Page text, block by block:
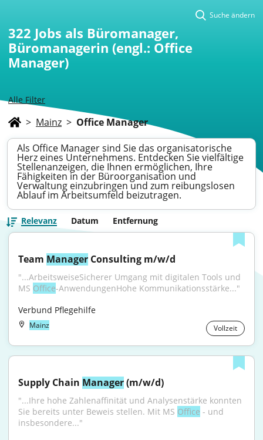
Alle Filter
Suche ändern
322 Jobs als Büromanager,
Büromanagerin (engl.: Office
Manager)
> Mainz > Office Manager
Als Office Manager sind Sie das organisatorische
Herz eines Unternehmens. Entdecken Sie vielfältige
Stellenanzeigen, die Ihnen ermöglichen, Ihre
Fähigkeiten in der Büroorganisation und
Verwaltung einzubringen und zum reibungslosen
Ablauf im Arbeitsumfeld beizutragen.
Relevanz Datum Entfernung
Team Manager Consulting m/w/d
"...ArbeitsweiseSicherer Umgang mit digitalen Tools und
MS Office-AnwendungenHohe Kommunikationsstärke..."
Verbund Pflegehilfe
Mainz Vollzeit
Supply Chain Manager (m/w/d)
"...Ihre hohe Zahlenaffinität und Analysenstärke konnten
Sie bereits unter Beweis stellen. Mit MS Office - und
insbesondere..."